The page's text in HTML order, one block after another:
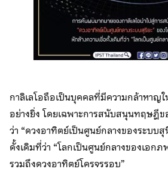
กาลิเลโอถือเป็นบุคคลที่มีความกล้าหาญ
อย่างยิ่ง โดยเฉพาะการสนับสนุนทฤษฎี
ว่า “ดวงอาทิตย์เป็นศูนย์กลางของระบบสุ
ดั้งเดิมที่ว่า “โลกเป็นศูนย์กลางของเอก
รวมถึงดวงอาทิตย์โครจรรอบ”